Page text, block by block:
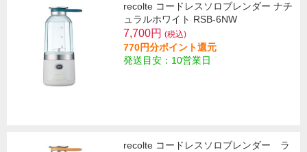
recolte コードレスソロブレンダー ナチ
ュラルホワイト RSB-6NW
7,700円 (税込)
770円分ポイント還元
発送目安：10営業日
recolte コードレスソロブレンダー ラ